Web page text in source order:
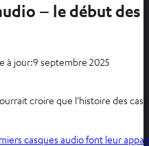
– le début des
à jour:9 septembre 2025
croire que l’histoire des
casques audio font leur